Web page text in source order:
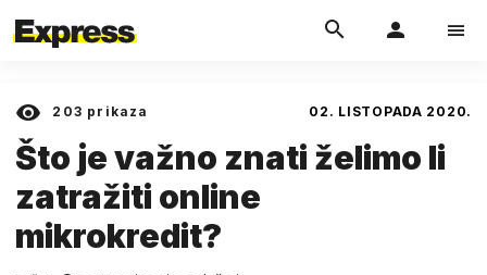
203 prikaza 02. LISTOPADA 2020.
Što je važno znati želimo li
zatražiti online
mikrokredit?